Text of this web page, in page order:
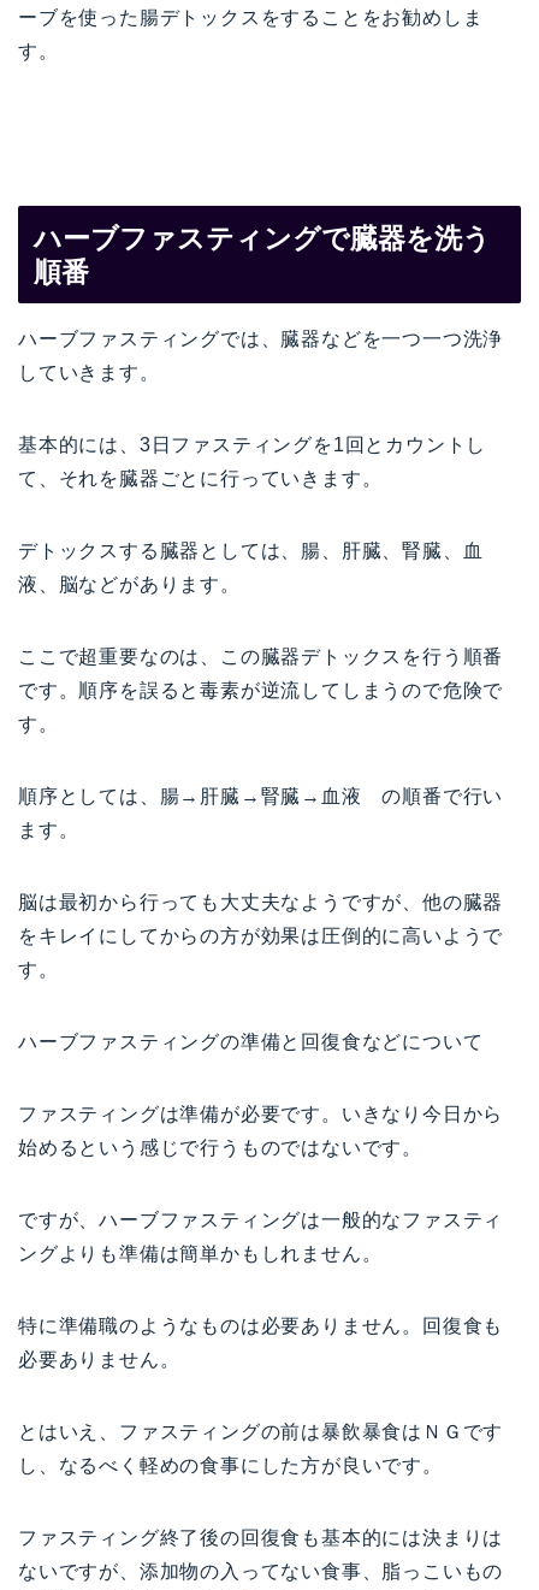
ーブを使った腸デトックスをすることをお勧めしま
す。
ハーブファスティングで臓器を洗う
順番
ハーブファスティングでは、臓器などを一つ一つ洗浄
していきます。
基本的には、3日ファスティングを1回とカウントし
て、それを臓器ごとに行っていきます。
デトックスする臓器としては、腸、肝臓、腎臓、血
液、脳などがあります。
ここで超重要なのは、この臓器デトックスを行う順番
です。順序を誤ると毒素が逆流してしまうので危険で
す。
順序としては、腸→肝臓→腎臓→血液 の順番で行い
ます。
脳は最初から行っても大丈夫なようですが、他の臓器
をキレイにしてからの方が効果は圧倒的に高いようで
す。
ハーブファスティングの準備と回復食などについて
ファスティングは準備が必要です。いきなり今日から
始めるという感じで行うものではないです。
ですが、ハーブファスティングは一般的なファスティ
ングよりも準備は簡単かもしれません。
特に準備職のようなものは必要ありません。回復食も
必要ありません。
とはいえ、ファスティングの前は暴飲暴食はＮＧです
し、なるべく軽めの食事にした方が良いです。
ファスティング終了後の回復食も基本的には決まりは
ないですが、添加物の入ってない食事、脂っこいもの